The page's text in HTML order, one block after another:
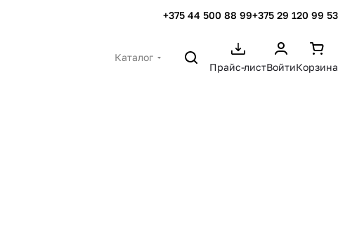
+375 44 500 88 99+375 29 120 99 53
Каталог
Прайс-листВойтиКорзина